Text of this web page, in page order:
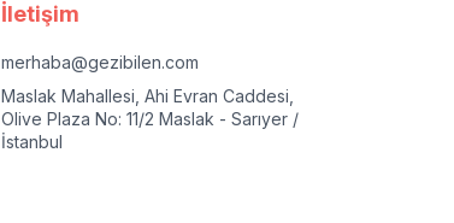
İletişim
merhaba@gezibilen.com
Maslak Mahallesi, Ahi Evran Caddesi,
Olive Plaza No: 11/2 Maslak - Sarıyer /
İstanbul